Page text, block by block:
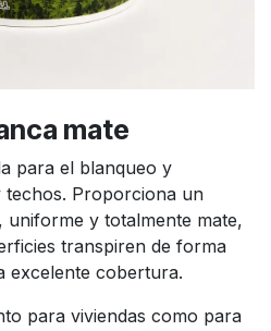
mate
para el blanqueo y
techos. Proporciona un
uniforme y totalmente mate,
transpiren de forma
excelente cobertura.
para viviendas como para